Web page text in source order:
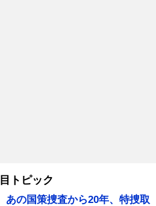
トピック
の国策捜査から20年、特捜取